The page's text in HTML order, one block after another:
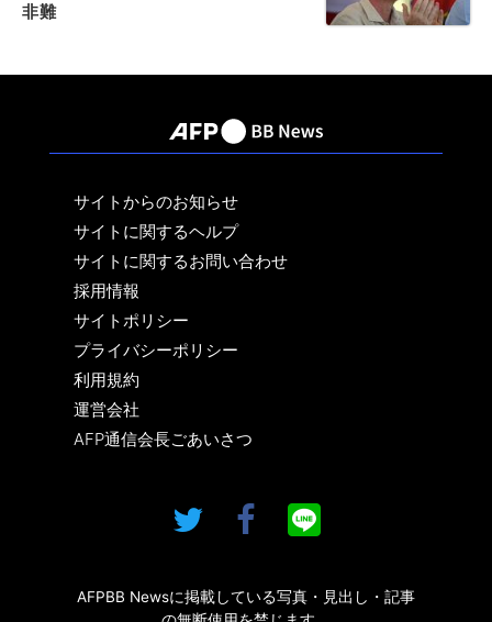
非難
サイトからのお知らせ
サイトに関するヘルプ
サイトに関するお問い合わせ
採用情報
サイトポリシー
プライバシーポリシー
利用規約
運営会社
AFP通信会長ごあいさつ
AFPBB Newsに掲載している写真・見出し・記事